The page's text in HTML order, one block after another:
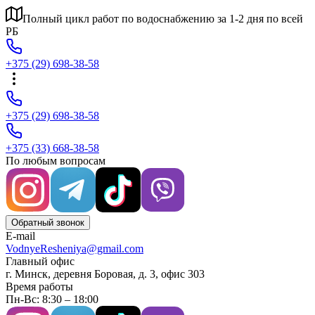
Полный цикл работ по водоснабжению за 1-2 дня по всей
РБ
+375 (29) 698-38-58
+375 (29) 698-38-58
+375 (33) 668-38-58
По любым вопросам
Обратный звонок
E-mail
VodnyeResheniya@gmail.com
Главный офис
г. Минск, деревня Боровая, д. 3, офис 303
Время работы
Пн-Вс: 8:30 – 18:00